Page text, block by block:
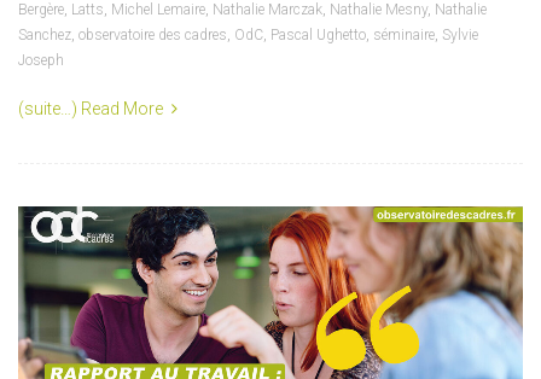
Bergère, Latts, Michel Lemaire, Nathalie Marczak, Nathalie Mesny, Nathalie
Sanchez, observatoire des cadres, OdC, Pascal Ughetto, séminaire, Sylvie
Joseph
(suite…) Read More